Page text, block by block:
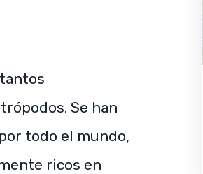
Se han
todo el mundo,
ricos en